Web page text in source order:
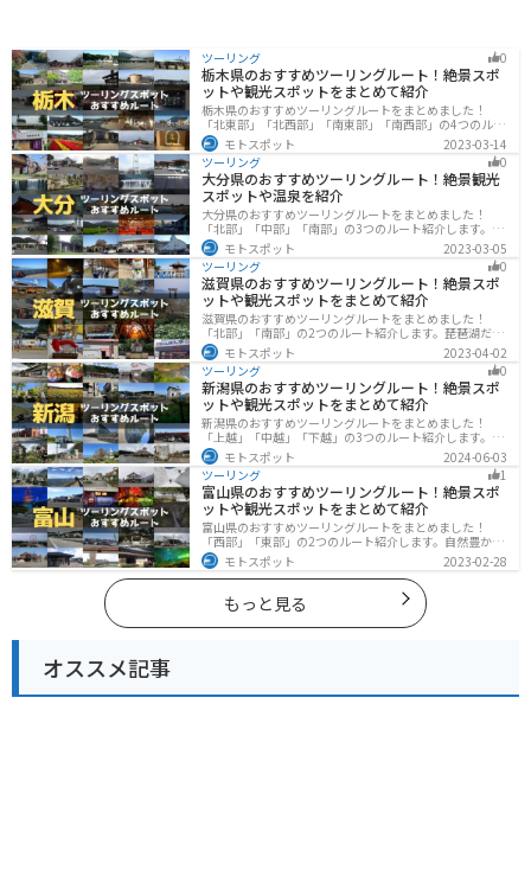
す。 バイクで道の駅 よかわを訪れる際は、山陰海岸ジオ
パークの美しい景色を楽しみながらツーリングすること
ができます。但馬地方は自然豊かな地域なので、都会の
喧騒を離れて、自然の中でゆったりとした時間を過ごす
ことができます。
ツーリング 0
栃木県のおすすめツーリングルート！絶景スポ
ットや観光スポットをまとめて紹介
栃木県のおすすめツーリングルートをまとめました！
「北東部」「北西部」「南東部」「南西部」の4つのルー
ト紹介します。日本を代表する神社や広大な山や滝、湖
などを歴史や自然を満喫するツーリングができます。バ
イクで栃木県にツーリングに行く際は参考にしてくださ
い。
モトスポット
2023-03-14
ツーリング
0
大分県のおすすめツーリングルート！絶景観光
スポットや温泉を紹介
大分県のおすすめツーリングルートをまとめました！
「北部」「中部」「南部」の3つのルート紹介します。阿
蘇の雄大な自然を満喫できるスポットや温泉を満喫する
ツーリングができます。バイクで大分県にツーリングに
行く際は参考にしてください。
モトスポット
2023-03-05
ツーリング
0
滋賀県のおすすめツーリングルート！絶景スポ
ットや観光スポットをまとめて紹介
滋賀県のおすすめツーリングルートをまとめました！
「北部」「南部」の2つのルート紹介します。琵琶湖だけ
でなく、比叡山ドライブウェイなどの山を楽しめるスポ
ットも多数あります。バイクで滋賀県にツーリングに行
く際は参考にしてください。
モトスポット
2023-04-02
ツーリング
0
新潟県のおすすめツーリングルート！絶景スポ
ットや観光スポットをまとめて紹介
新潟県のおすすめツーリングルートをまとめました！
「上越」「中越」「下越」の3つのルート紹介します。自
然豊かな山と海、グルメも充実しており、自然を満喫す
るツーリングができます。バイクで新潟県にツーリング
に行く際は参考にしてください。
モトスポット
2024-06-03
ツーリング
1
富山県のおすすめツーリングルート！絶景スポ
ットや観光スポットをまとめて紹介
富山県のおすすめツーリングルートをまとめました！
「西部」「東部」の2つのルート紹介します。自然豊かな
山と海、温泉が充実しており、美術館などもあるので、
自然を満喫するツーリングができます。バイクで富山県
にツーリングに行く際は参考にしてください。
モトスポット 2023-02-28
もっと見る
オススメ記事